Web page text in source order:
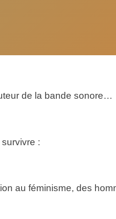
de la bande sonore…
:
au féminisme, des